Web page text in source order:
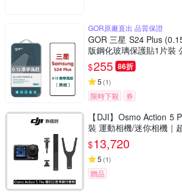
GOR原廠直出 品質保證
GOR 三星 S24 Plus
版鋼化玻璃保護貼1片裝
$255 86折
5 (1)
限時下殺 券
【DJI】Osmo Action 5
裝 運動相機/迷你相機｜
$13,720
5 (1)
贈品